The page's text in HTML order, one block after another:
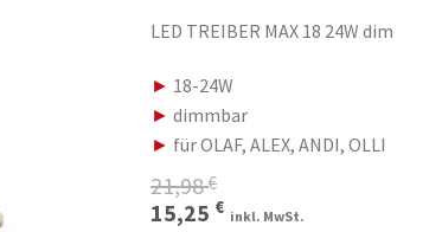
LED TREIBER MAX 18 24W dim
► 18-24W
► dimmbar
► für OLAF, ALEX, ANDI, OLLI
21,98€
Ursprünglicher
15,25 €Aktueller
inkl. MwSt.